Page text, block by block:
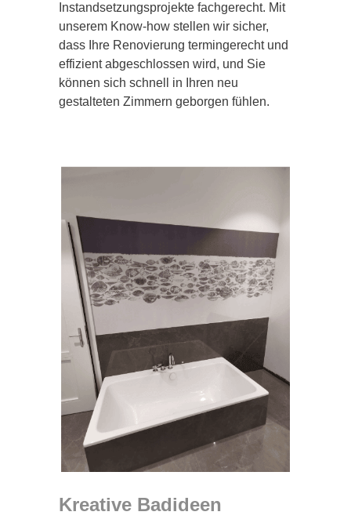
Instandsetzungsprojekte fachgerecht. Mit
unserem Know-how stellen wir sicher,
dass Ihre Renovierung termingerecht und
effizient abgeschlossen wird, und Sie
können sich schnell in Ihren neu
gestalteten Zimmern geborgen fühlen.
Kreative Badideen